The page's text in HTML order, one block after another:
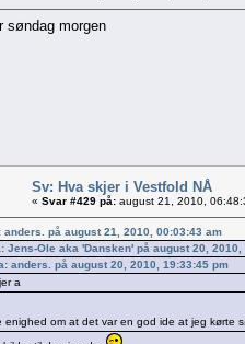
søndag morgen
Sv: Hva skjer i Vestfold NÅ
« Svar #429 på: august 21, 2010,
anders. på august 21, 2010, 00:03:43 am
Jens-Ole aka 'Dansken' på august 20, 2010,
anders. på august 20, 2010, 19:33:45 pm
a
enighed om at det var en god ide at jeg